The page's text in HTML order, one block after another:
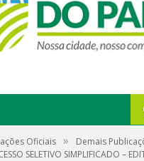
Oficiais »
Demais
SELETIVO SIMPLIFICADO –